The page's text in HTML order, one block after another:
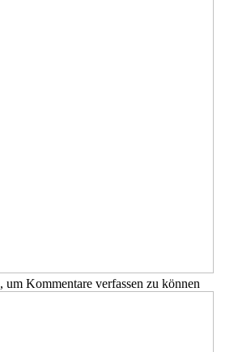
, um Kommentare verfassen zu können